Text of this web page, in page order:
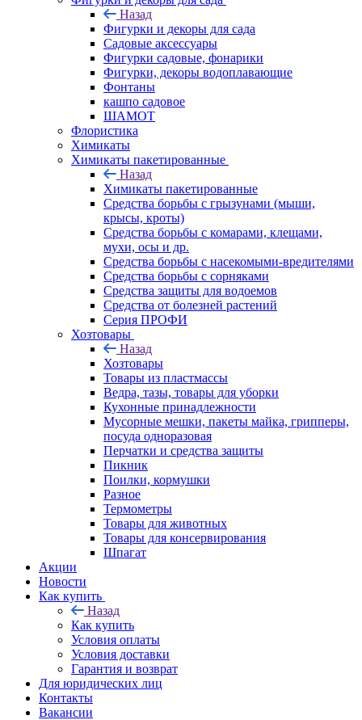
Назад
Фигурки и декоры для сада
Садовые аксессуары
Фигурки садовые, фонарики
Фигурки, декоры водоплавающие
Фонтаны
кашпо садовое
ШАМОТ
Флористика
Химикаты
Химикаты пакетированные
Назад
Химикаты пакетированные
Средства борьбы с грызунами (мыши,
крысы, кроты)
Средства борьбы с комарами, клещами,
мухи, осы и др.
Средства борьбы с насекомыми-вредителями
Средства борьбы с сорняками
Средства защиты для водоемов
Средства от болезней растений
Серия ПРОФИ
Хозтовары
Назад
Хозтовары
Товары из пластмассы
Ведра, тазы, товары для уборки
Кухонные принадлежности
Мусорные мешки, пакеты майка, грипперы,
посуда одноразовая
Перчатки и средства защиты
Пикник
Поилки, кормушки
Разное
Термометры
Товары для животных
Товары для консервирования
Шпагат
Акции
Новости
Как купить
Назад
Как купить
Условия оплаты
Условия доставки
Гарантия и возврат
Для юридических лиц
Контакты
Вакансии